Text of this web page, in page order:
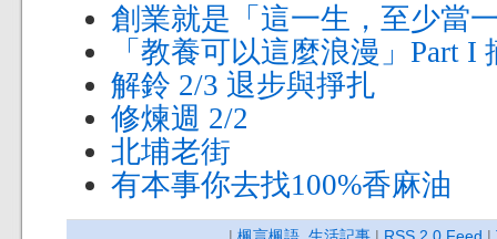
創業就是「這一生，至少當
「教養可以這麼浪漫」Part I
解鈴 2/3 退步與掙扎
修煉週 2/2
北埔老街
有本事你去找100%香麻油
| 楓言楓語 生活記事 | RSS 2.0 Feed |